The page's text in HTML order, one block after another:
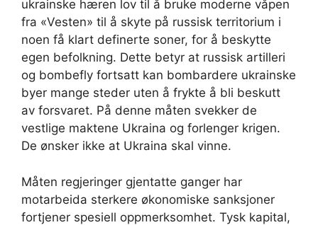
ukrainske hæren lov til å bruke moderne våpen
fra «Vesten» til å skyte på russisk territorium i
noen få klart definerte soner, for å beskytte
egen befolkning. Dette betyr at russisk artilleri
og bombefly fortsatt kan bombardere ukrainske
byer mange steder uten å frykte å bli beskutt
av forsvaret. På denne måten svekker de
vestlige maktene Ukraina og forlenger krigen.
De ønsker ikke at Ukraina skal vinne.
Måten regjeringer gjentatte ganger har
motarbeida sterkere økonomiske sanksjoner
fortjener spesiell oppmerksomhet. Tysk kapital,